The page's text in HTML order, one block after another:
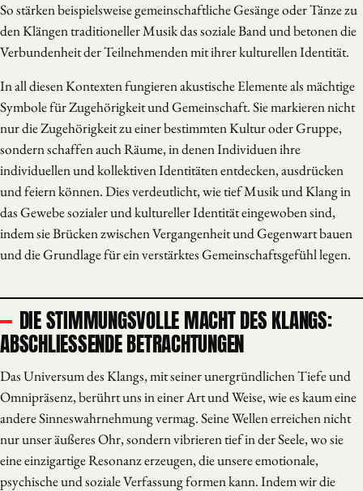
So stärken beispielsweise gemeinschaftliche Gesänge oder Tänze zu
den Klängen traditioneller Musik das soziale Band und betonen die
Verbundenheit der Teilnehmenden mit ihrer kulturellen Identität.
In all diesen Kontexten fungieren akustische Elemente als mächtige
Symbole für Zugehörigkeit und Gemeinschaft. Sie markieren nicht
nur die Zugehörigkeit zu einer bestimmten Kultur oder Gruppe,
sondern schaffen auch Räume, in denen Individuen ihre
individuellen und kollektiven Identitäten entdecken, ausdrücken
und feiern können. Dies verdeutlicht, wie tief Musik und Klang in
das Gewebe sozialer und kultureller Identität eingewoben sind,
indem sie Brücken zwischen Vergangenheit und Gegenwart bauen
und die Grundlage für ein verstärktes Gemeinschaftsgefühl legen.
DIE STIMMUNGSVOLLE MACHT DES KLANGS:
ABSCHLIESSENDE BETRACHTUNGEN
Das Universum des Klangs, mit seiner unergründlichen Tiefe und
Omnipräsenz, berührt uns in einer Art und Weise, wie es kaum eine
andere Sinneswahrnehmung vermag. Seine Wellen erreichen nicht
nur unser äußeres Ohr, sondern vibrieren tief in der Seele, wo sie
eine einzigartige Resonanz erzeugen, die unsere emotionale,
psychische und soziale Verfassung formen kann. Indem wir die